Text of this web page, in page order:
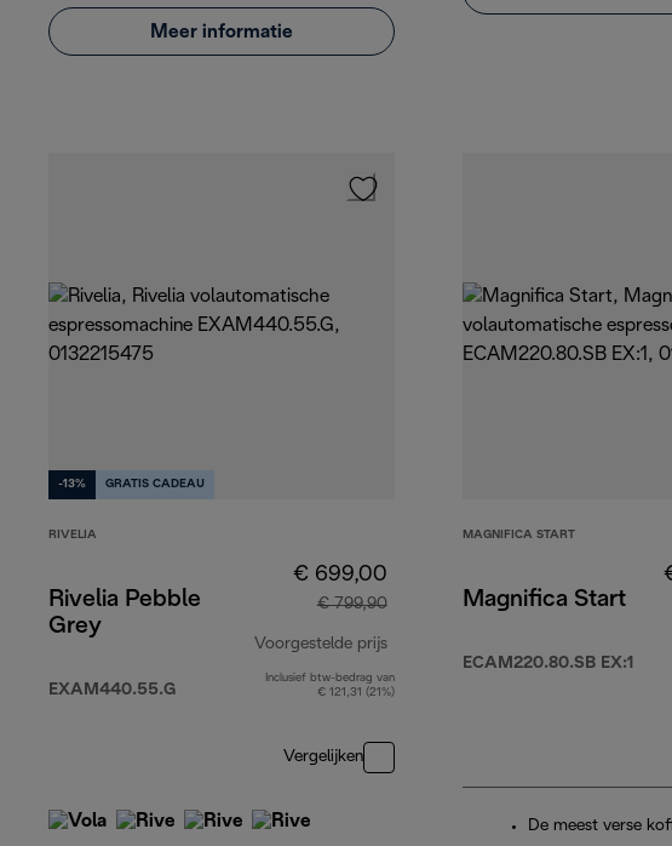
Meer informatie
-13% GRATIS CADEAU
RIVELIA
Rivelia Pebble
Grey
EXAM440.55.G
€ 699,00
€ 799,90
Voorgestelde prijs
originele prijs € 799,90
Inclusief btw-bedrag van
€ 121,31 (21%)
Vergelijken
MAGNIFICA START
Magnifica Start
ECAM220.80.SB EX:1
De meest verse